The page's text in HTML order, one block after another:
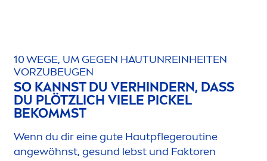
10 WEGE, UM GEGEN HAUTUNREINHEITEN
VORZUBEUGEN
SO KANNST DU VERHINDERN, DASS
DU PLÖTZLICH VIELE PICKEL
BEKOMMST
Wenn du dir eine gute Hautpflegeroutine
angewöhnst, gesund lebst und Faktoren